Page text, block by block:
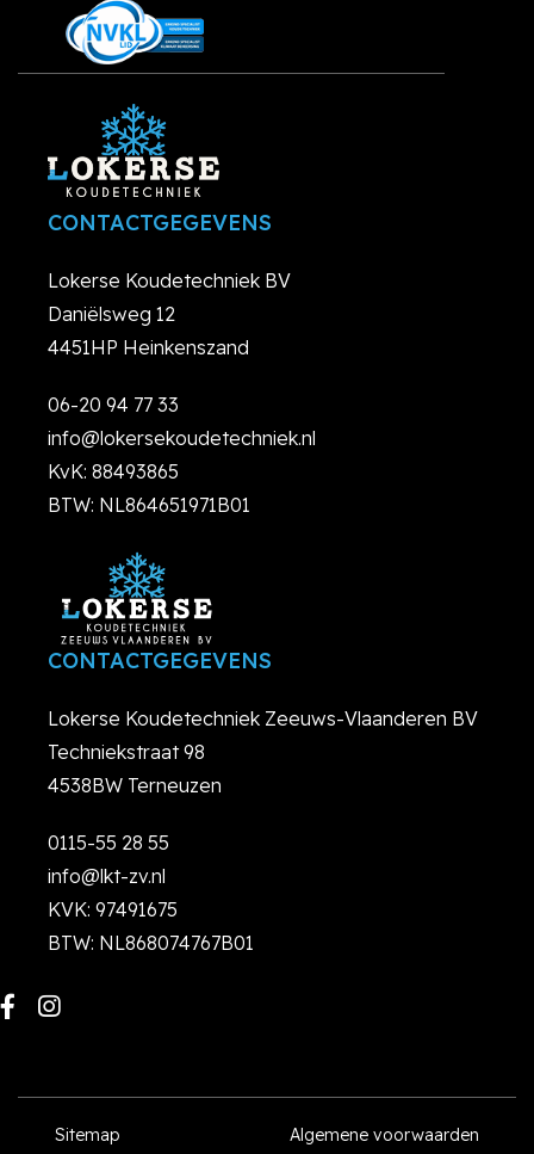
CONTACTGEGEVENS
Lokerse Koudetechniek BV
Daniëlsweg 12
4451HP Heinkenszand
06-20 94 77 33
info@lokersekoudetechniek.nl
KvK: 88493865
BTW: NL864651971B01
CONTACTGEGEVENS
Lokerse Koudetechniek Zeeuws-Vlaanderen BV
Techniekstraat 98
4538BW Terneuzen
0115-55 28 55
info@lkt-zv.nl
KVK: 97491675
BTW: NL868074767B01
Sitemap Algemene voorwaarden